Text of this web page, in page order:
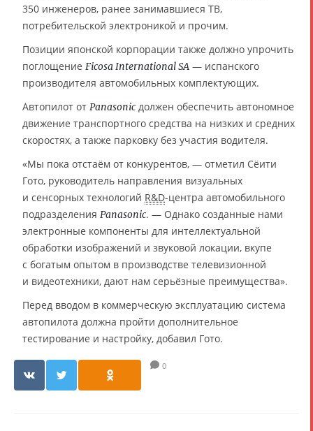
350 инженеров, ранее занимавшиеся ТВ,
потребительской электроникой и прочим.
Позиции японской корпорации также должно упрочить
поглощение Ficosa International SA — испанского
производителя автомобильных комплектующих.
Автопилот от Panasonic должен обеспечить автономное
движение транспортного средства на низких и средних
скоростях, а также парковку без участия водителя.
«Мы пока отстаём от конкурентов, — отметил Сёити
Гото, руководитель направления визуальных
и сенсорных технологий R&D-центра автомобильного
подразделения Panasonic. — Однако созданные нами
электронные компоненты для интеллектуальной
обработки изображений и звуковой локации, вкупе
с богатым опытом в производстве телевизионной
и видеотехники, дают нам серьёзные преимущества».
Перед вводом в коммерческую эксплуатацию система
автопилота должна пройти дополнительное
тестирование и настройку, добавил Гото.
0